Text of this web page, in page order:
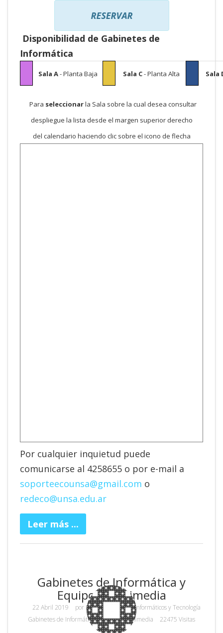
Disponibilidad de Gabinetes de
Informática
Sala A- Planta Baja Sala C- Planta Alta Sala
Para seleccionarla Sala sobre la cual desea consultar
despliegue la lista desde el margen superior derecho
del calendario haciendo clic sobre el icono de flecha
Por cualquier inquietud puede
comunicarse al 4258655 o por e-mail a
soporteecounsa@gmail.com o
redeco@unsa.edu.ar
Leer más ...
Gabinetes de Informática y
Equipos Multimedia
22 Abril 2019 por Dpto. de Servicios Informáticos y Tecnología
Gabinetes de Informática y Equipos Multimedia
22475 Visitas